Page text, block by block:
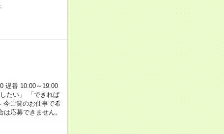
遅番 10:00～19:00
たい」 「できれば
今ご覧のお仕事で希
応募できません。